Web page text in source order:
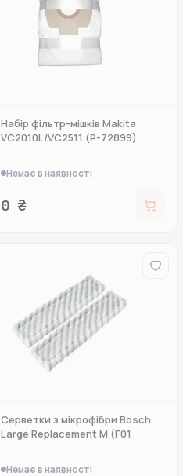
Набір фільтр-мішків Makita
VC2010L/VC2511 (P-72899)
Немає в наявності
0 ₴
Серветки з мікрофібри Bosch
Large Replacement M (F01
Немає в наявності